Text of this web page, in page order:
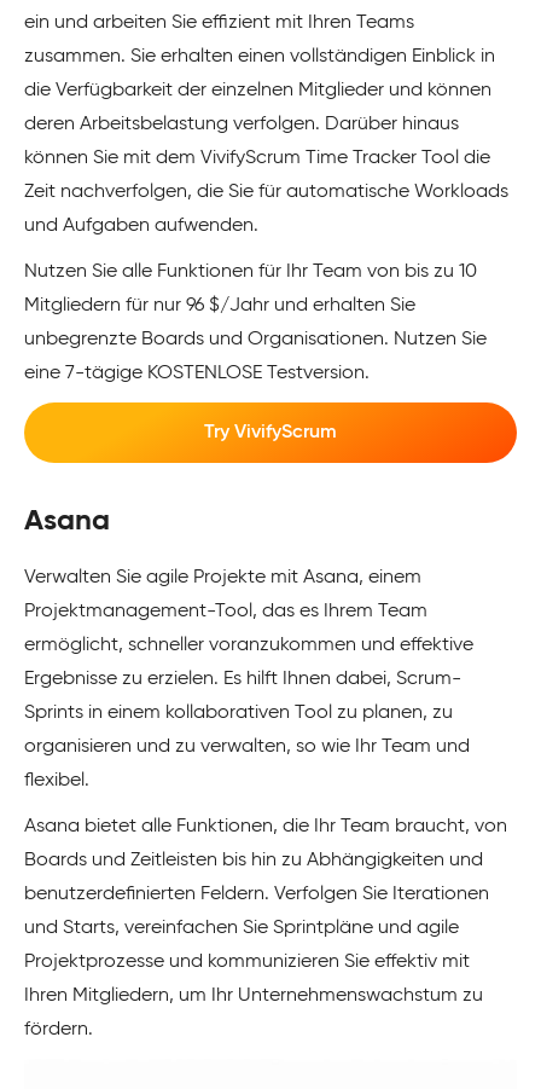
ein und arbeiten Sie effizient mit Ihren Teams
zusammen. Sie erhalten einen vollständigen Einblick in
die Verfügbarkeit der einzelnen Mitglieder und können
deren Arbeitsbelastung verfolgen. Darüber hinaus
können Sie mit dem VivifyScrum Time Tracker Tool die
Zeit nachverfolgen, die Sie für automatische Workloads
und Aufgaben aufwenden.
Nutzen Sie alle Funktionen für Ihr Team von bis zu 10
Mitgliedern für nur 96 $/Jahr und erhalten Sie
unbegrenzte Boards und Organisationen. Nutzen Sie
eine 7-tägige KOSTENLOSE Testversion.
Try VivifyScrum
Asana
Verwalten Sie agile Projekte mit Asana, einem
Projektmanagement-Tool, das es Ihrem Team
ermöglicht, schneller voranzukommen und effektive
Ergebnisse zu erzielen. Es hilft Ihnen dabei, Scrum-
Sprints in einem kollaborativen Tool zu planen, zu
organisieren und zu verwalten, so wie Ihr Team und
flexibel.
Asana bietet alle Funktionen, die Ihr Team braucht, von
Boards und Zeitleisten bis hin zu Abhängigkeiten und
benutzerdefinierten Feldern. Verfolgen Sie Iterationen
und Starts, vereinfachen Sie Sprintpläne und agile
Projektprozesse und kommunizieren Sie effektiv mit
Ihren Mitgliedern, um Ihr Unternehmenswachstum zu
fördern.